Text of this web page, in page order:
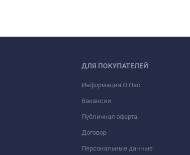
ДЛЯ ПОКУПАТЕЛЕЙ
Информация О Нас
Вакансии
Публичная оферта
Договор
Персональные данные